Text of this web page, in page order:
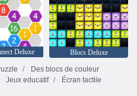
Deluxe
Blocs Deluxe
Des blocs de couleur
Jeux educatif
Écran tactile